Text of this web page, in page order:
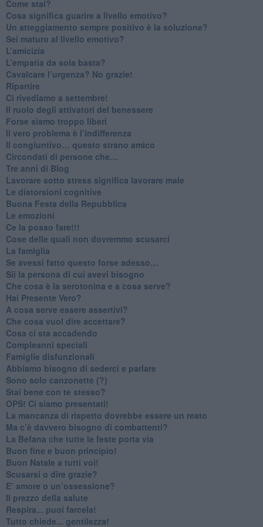
​Come stai?
Cosa significa guarire a livello emotivo?
​Un atteggiamento sempre positivo è la soluzione?
​Sei maturo al livello emotivo?
​L’amicizia
​L’empatia da sola basta?
​Cavalcare l’urgenza? No grazie!
Ripartire
​Ci rivediamo a settembre!
​Il ruolo degli attivatori del benessere
​Forse siamo troppo liberi
​Il vero problema è l’indifferenza
​Il congiuntivo… questo strano amico
​Circondati di persone che…
​Tre anni di Blog
​Lavorare sotto stress significa lavorare male
​Le distorsioni cognitive
​Buona Festa della Repubblica
Le emozioni
​Ce la posso fare!!!
​Cose delle quali non dovremmo scusarci
​La famiglia
​Se avessi fatto questo forse adesso…
​Sii la persona di cui avevi bisogno
Che cosa è la serotonina e a cosa serve?
​Hai Presente Vero?
A cosa serve essere assertivi?
​Che cosa vuol dire accettare?
​Cosa ci sta accadendo
​Compleanni speciali
​Famiglie disfunzionali
​Abbiamo bisogno di sederci e parlare
Sono solo canzonette (?)
​Stai bene con te stesso?
​OPS! Ci siamo presentati!
​La mancanza di rispetto dovrebbe essere un reato
​Ma c’è davvero bisogno di combattenti?
​La Befana che tutte le feste porta via
Buon fine e buon principio!
​Buon Natale a tutti voi!
​Scusarsi o dire grazie?
​E’ amore o un’ossessione?
​Il prezzo della salute
​Respira... puoi farcela!
​Tutto chiede... gentilezza!